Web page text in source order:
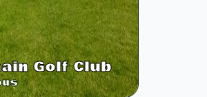
Golf Club